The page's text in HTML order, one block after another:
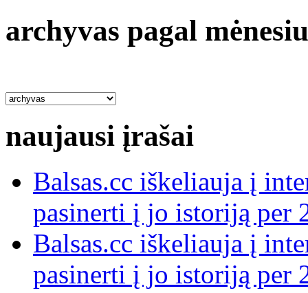
archyvas pagal
naujausi įrašai
Balsas.cc iškeliauja į
pasinerti į jo istoriją per
Balsas.cc iškeliauja į
pasinerti į jo istoriją per